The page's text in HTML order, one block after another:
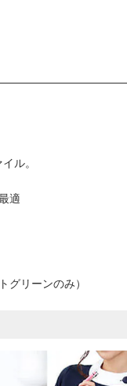
ル。
適
グリーンのみ）